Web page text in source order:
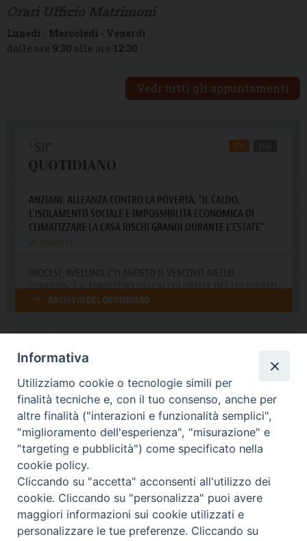
Lunedì - Mercoledì - Venerdì
dalle ore 9:30 alle ore 12:30
Vedi tutti gli appuntamenti
DIOCESI SUBURBICARIA DI ALBANO
Contatti:Tel.: 06.93268401 - Fax.: 06.9323844
E-mail:curia@diocesidialbano.it
Orari: dal Lunedì al Venerdì Ore: 9:00 - 13:00
Lunedì, Mercoledì e Venerdì, Ore 9:30 - 12:30
Informativa
Utilizziamo cookie o tecnologie simili per
finalità tecniche e, con il tuo consenso, anche per
altre finalità ("interazioni e funzionalità semplici",
"miglioramento dell'esperienza", "misurazione" e
"targeting e pubblicità") come specificato nella
cookie policy.
Cliccando su "accetta" acconsenti all'utilizzo dei
cookie. Cliccando su "personalizza" puoi avere
maggiori informazioni sui cookie utilizzati e
personalizzare le tue preferenze. Cliccando su